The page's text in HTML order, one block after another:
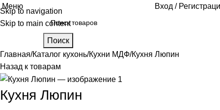
Skip to navigation
Skip to main content
Меню Вход /
Поиск
Главная Каталог кухонь Кухни МДФ Кухня Люпин
Назад к товарам
Кухня Люпин